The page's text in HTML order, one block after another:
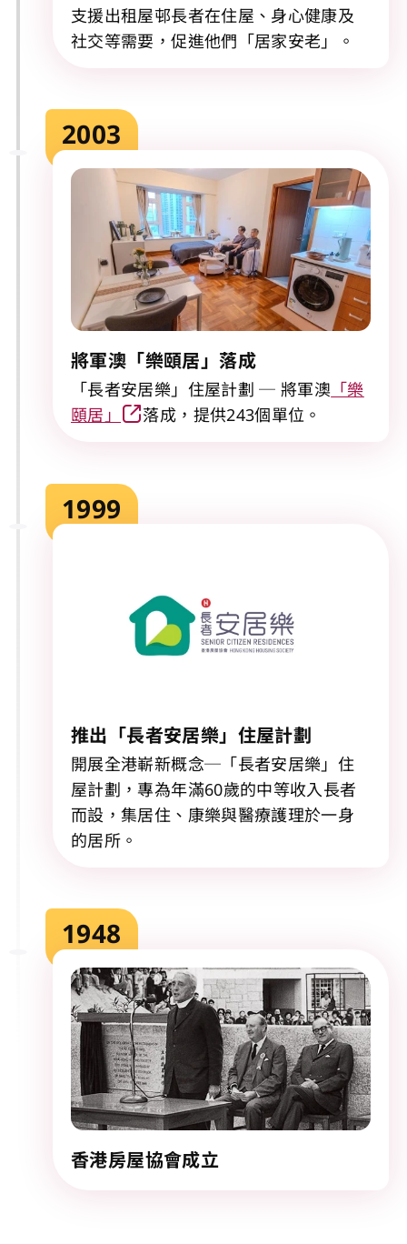
支援出租屋邨長者在住屋、身心健康及
社交等需要，促進他們「居家安老」。
2003
將軍澳「樂頤居」落成
「長者安居樂」住屋計劃 ─ 將軍澳 「樂
頤居」
落成，提供243個單位。
1999
推出「長者安居樂」住屋計劃
開展全港嶄新概念─「長者安居樂」住
屋計劃，專為年滿60歲的中等收入長者
而設，集居住、康樂與醫療護理於一身
的居所。
1948
香港房屋協會成立